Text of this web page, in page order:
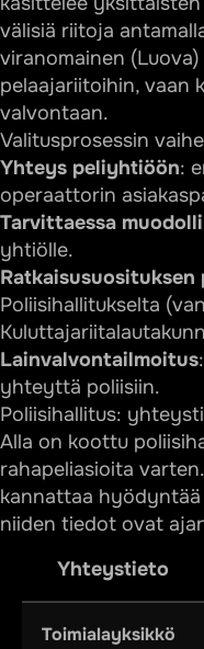
välisiä riitoja
viranomainen
pelaajariitoihin, vaan
valvontaan.
Valitusprosessin
Yhteys peliyhtiöön:
operaattorin
Tarvittaessa
yhtiölle.
Ratkaisusuosituksen
Poliisihallitukselta
Lainvalvontailmoitus
yhteyttä poliisiin.
Poliisihallitus:
Alla on koottu
rahapeliasioita
kannattaa hyödyntää
niiden tiedot ovat
Yhteystieto
Toimialayksikkö